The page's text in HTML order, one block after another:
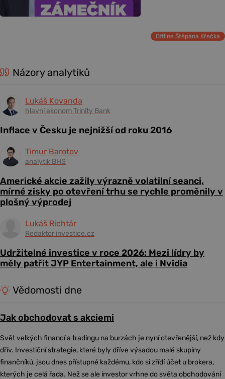
Offline Štěpána Křečka
Názory analytiků
Lukáš Kovanda
hlavní ekonom Trinity Bank
Inflace v Česku je nejnižší od roku 2016
Timur Barotov
analytik BHS
Americké akcie zažily výrazně volatilní seanci,
mírné zisky po otevření trhu se rychle proměnily v
plošný výprodej
Lukáš Richtár
Redaktor investice.cz
Udržitelné investice v roce 2026: Mezi lídry by
měly patřit JYP Entertainment, ale i Nvidia
Vědomosti dne
Jak obchodovat s akciemi
Svět velkých financí a tradingu na burzách je nyní otevřenější, než kdy
dřív. Investiční strategie, které byly dříve výsadou malé skupiny
finančníků, jsou dnes přístupné každému, kdo si zřídí účet u brokera,
kterých je celá řada. Než se ale investor vrhne do světa obchodování